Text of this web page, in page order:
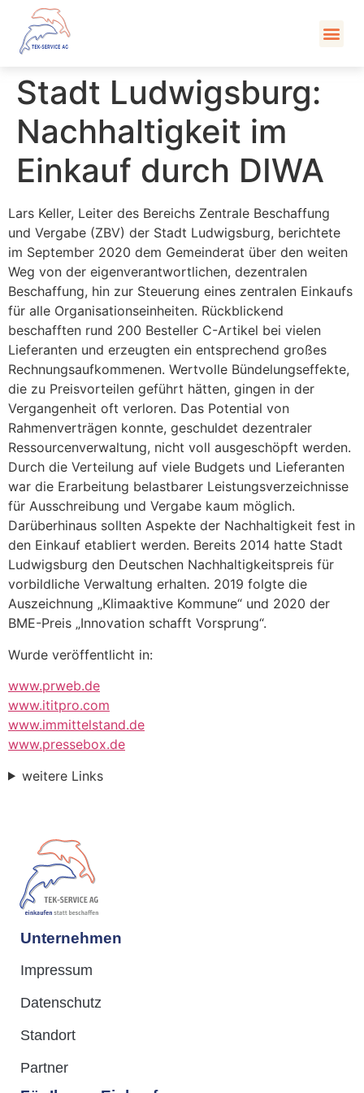
Stadt Ludwigsburg:
Nachhaltigkeit im
Einkauf durch DIWA
Lars Keller, Leiter des Bereichs Zentrale Beschaffung
und Vergabe (ZBV) der Stadt Ludwigsburg, berichtete
im September 2020 dem Gemeinderat über den weiten
Weg von der eigenverantwortlichen, dezentralen
Beschaffung, hin zur Steuerung eines zentralen Einkaufs
für alle Organisationseinheiten. Rückblickend
beschafften rund 200 Besteller C-Artikel bei vielen
Lieferanten und erzeugten ein entsprechend großes
Rechnungsaufkommenen. Wertvolle Bündelungseffekte,
die zu Preisvorteilen geführt hätten, gingen in der
Vergangenheit oft verloren. Das Potential von
Rahmenverträgen konnte, geschuldet dezentraler
Ressourcenverwaltung, nicht voll ausgeschöpft werden.
Durch die Verteilung auf viele Budgets und Lieferanten
war die Erarbeitung belastbarer Leistungsverzeichnisse
für Ausschreibung und Vergabe kaum möglich.
Darüberhinaus sollten Aspekte der Nachhaltigkeit fest in
den Einkauf etabliert werden. Bereits 2014 hatte Stadt
Ludwigsburg den Deutschen Nachhaltigkeitspreis für
vorbildliche Verwaltung erhalten. 2019 folgte die
Auszeichnung „Klimaaktive Kommune“ und 2020 der
BME-Preis „Innovation schafft Vorsprung“.
Wurde veröffentlicht in:
www.prweb.de
www.ititpro.com
www.immittelstand.de
www.pressebox.de
weitere Links
Unternehmen
Impressum
Datenschutz
Standort
Partner